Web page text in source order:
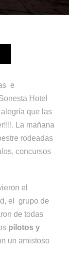
e
Hotel
que las
La mañana
rodeadas
concursos
el
el grupo de
de todas
pilotos y
un amistoso